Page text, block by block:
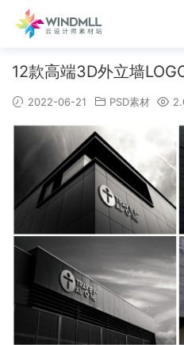
12款高端3D外立墙
2022-06-21 PSD素材